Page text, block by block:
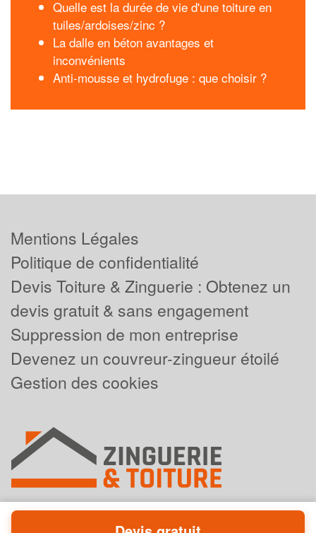
Quelle est la durée de vie d'une toiture en
tuiles/ardoises/zinc ?
La dalle en béton avantages et
inconvénients
Anti-mousse et hydrofuge : que choisir ?
Mentions Légales
Politique de confidentialité
Devis Toiture & Zinguerie : Obtenez un
devis gratuit & sans engagement
Suppression de mon entreprise
Devenez un couvreur-zingueur étoilé
Gestion des cookies